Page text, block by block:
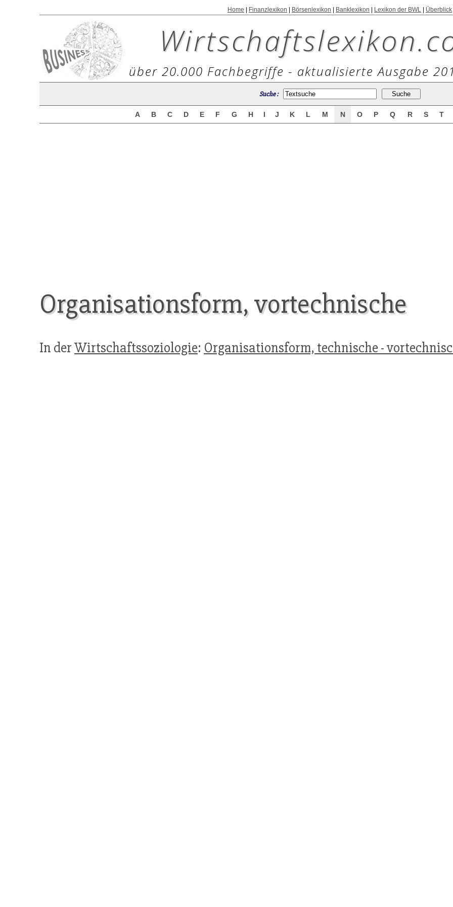
Home Finanzlexikon Börsenlexikon Banklexikon Lexikon der BWL Überblick
über 20.000 Fachbegriffe - aktualisierte Ausgabe
Suche :
A B C D E F G H I J K L M N O P Q R S T
Organisationsform, vortechnische
In derWirtschaftssoziologie: Organisationsform, technische -